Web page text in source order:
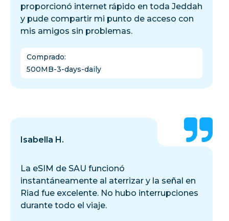
proporcionó internet rápido en toda Jeddah
y pude compartir mi punto de acceso con
mis amigos sin problemas.
Comprado:
500MB-3-days-daily
Isabella H.
La eSIM de SAU funcionó
instantáneamente al aterrizar y la señal en
Riad fue excelente. No hubo interrupciones
durante todo el viaje.